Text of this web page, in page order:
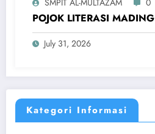
Kategori Informasi
POJOK LITERASI MADING
July 31, 2026